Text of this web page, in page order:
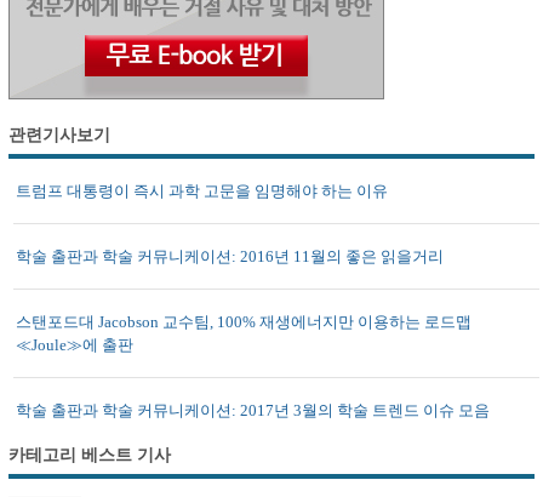
관련기사보기
트럼프 대통령이 즉시 과학 고문을 임명해야 하는 이유
학술 출판과 학술 커뮤니케이션: 2016년 11월의 좋은 읽을거리
스탠포드대 Jacobson 교수팀, 100% 재생에너지만 이용하는 로드맵
≪Joule≫에 출판
학술 출판과 학술 커뮤니케이션: 2017년 3월의 학술 트렌드 이슈 모음
카테고리 베스트 기사